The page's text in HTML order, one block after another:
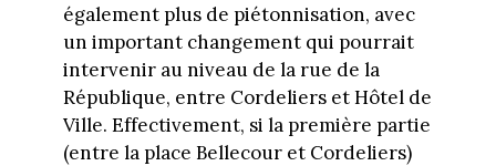
également plus de piétonnisation, avec
un important changement qui pourrait
intervenir au niveau de la rue de la
République, entre Cordeliers et Hôtel de
Ville. Effectivement, si la première partie
(entre la place Bellecour et Cordeliers)